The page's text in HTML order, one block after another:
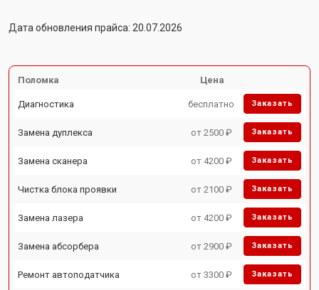
Дата обновления прайса: 20.07.2026
Поломка Цена
Диагностика бесплатно Заказать
Замена дуплекса от 2500 ₽ Заказать
Замена сканера от 4200 ₽ Заказать
Чистка блока проявки от 2100 ₽ Заказать
Замена лазера от 4200 ₽ Заказать
Замена абсорбера от 2900 ₽ Заказать
Ремонт автоподатчика от 3300 ₽ Заказать